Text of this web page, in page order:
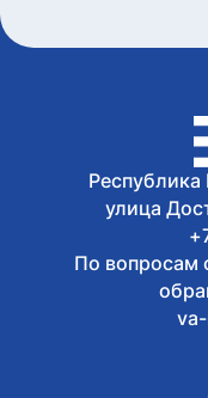
В
Республика
улица
По вопросам